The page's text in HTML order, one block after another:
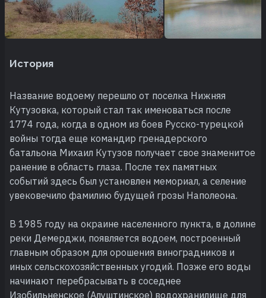
История
Название водоему перешло от поселка Нижняя
Кутузовка, который стал так именоваться после
1774 года, когда в одном из боев Русско-турецкой
войны тогда еще командир гренадерского
батальона Михаил Кутузов получает свое знаменитое
ранение в область глаза. После тех памятных
событий здесь был установлен мемориал, а селение
увековечило фамилию будущей грозы Наполеона.
В 1985 году на окраине населенного пункта, в долине
реки Демерджи, появляется водоем, построенный
главным образом для орошения виноградников и
иных сельскохозяйственных угодий. Позже его воды
начинают перебрасывать в соседнее
Изобильненское (Алуштинское) водохранилище для